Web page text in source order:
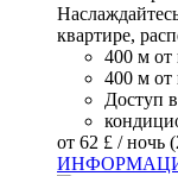
квартире,
400 м от
400 м от
Доступ
от 62 £ / ночь